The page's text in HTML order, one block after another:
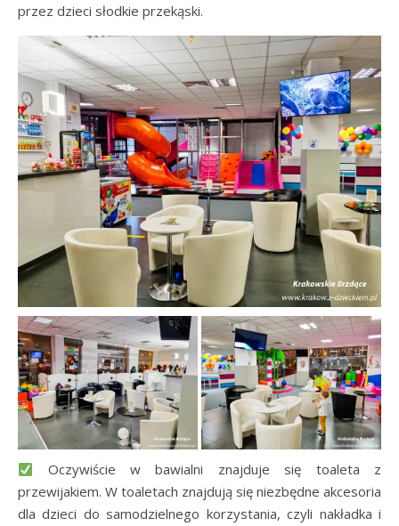
przez dzieci słodkie przekąski.
Oczywiście w bawialni znajduje się toaleta z
przewijakiem. W toaletach znajdują się niezbędne akcesoria
dla dzieci do samodzielnego korzystania, czyli nakładka i